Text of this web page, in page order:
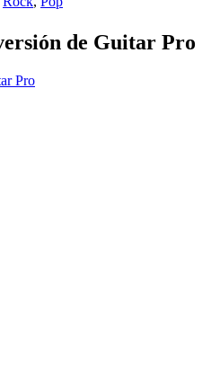
de Guitar Pro
Pro